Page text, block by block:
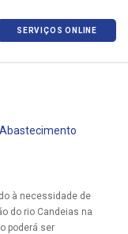
SERVIÇOS ONLINE
à necessidade de
do rio Candeias na
poderá ser